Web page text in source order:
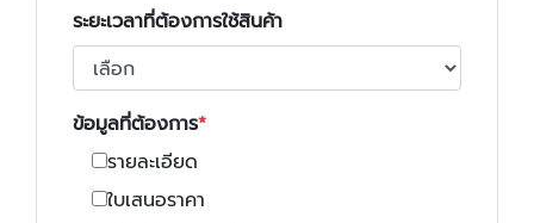
ระยะเวลาที่ต้องการใช้สินค้า
ข้อมูลที่ต้องการ
รายละเอียด
ใบเสนอราคา